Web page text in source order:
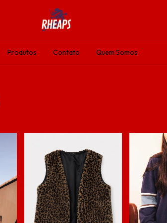
Produtos Contato Quem Somos